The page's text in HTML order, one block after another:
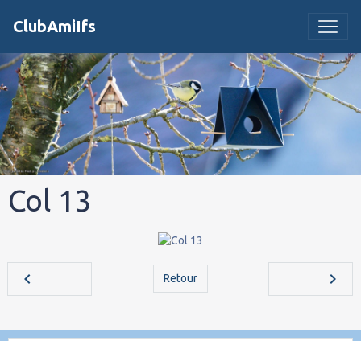
ClubAmiIfs
Col 13
Retour